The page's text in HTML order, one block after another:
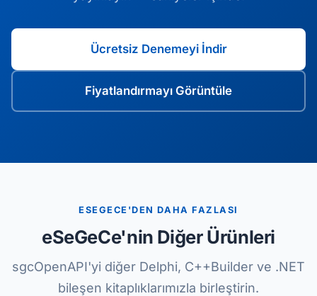
Ücretsiz Denemeyi İndir
Fiyatlandırmayı Görüntüle
ESEGECE'DEN DAHA FAZLASI
eSeGeCe'nin Diğer Ürünleri
sgcOpenAPI'yi diğer Delphi, C++Builder ve .NET
bileşen kitaplıklarımızla birleştirin.